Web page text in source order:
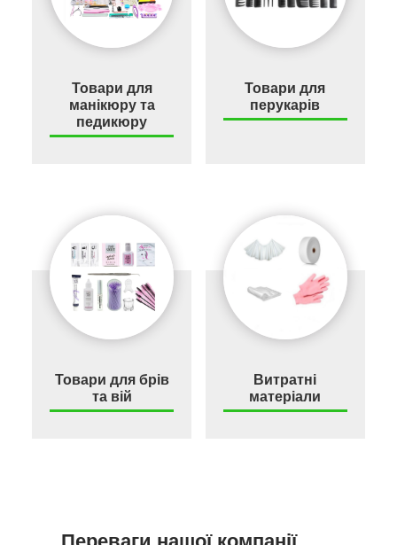
Товари для
манікюру та
педикюру
Товари для
перукарів
Товари для брів
та вій
Витратні
матеріали